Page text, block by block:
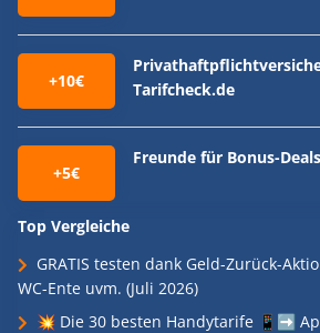
+10€
Tarifcheck.de
+5€
Freunde für Bonus-
Top Vergleiche
GRATIS testen dank Geld-Zurück-
WC-Ente uvm. (Juli 2026)
💥 Die 30 besten Handytarife 📱➡️